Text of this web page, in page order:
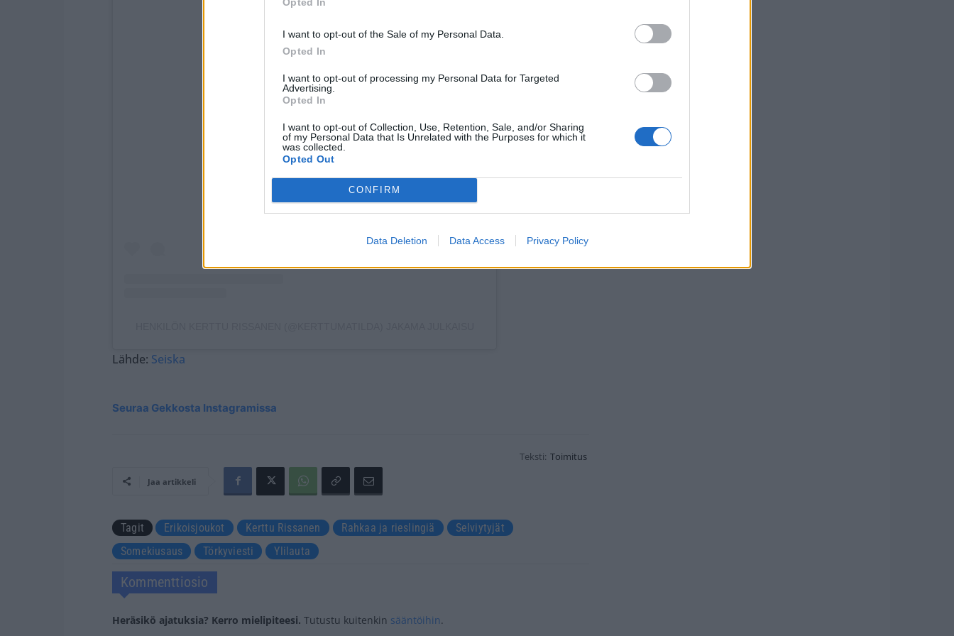
I want to opt-out of the Sale of my Personal Data.
Opted In
I want to opt-out of processing my Personal Data for Targeted
Advertising.
Opted In
I want to opt-out of Collection, Use, Retention, Sale, and/or Sharing
of my Personal Data that Is Unrelated with the Purposes for which it
was collected.
Opted Out
CONFIRM
Data Deletion Data Access Privacy Policy
Näytä tämä julkaisu Instagramissa
Lähde: Seiska
Seuraa Gekkosta Instagramissa
Teksti: Toimitus
Jaa artikkeli
Tagit Erikoisjoukot Kerttu Rissanen Rahkaa ja rieslingiä
Selviytyjät
Somekiusaus
Törkyviesti Ylilauta
Kommenttiosio
Heräsikö ajatuksia? Kerro mielipiteesi. Tutustu kuitenkin sääntöihin.